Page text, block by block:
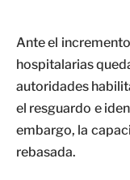
Ante el
hospitalarias
autoridades
el resguardo e
embargo, la
rebasada.